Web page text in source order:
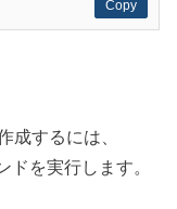
Copy
Copy
成するには、
ドを実行します。